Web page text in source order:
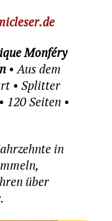
Monféry
• Aus dem
• Splitter
120 Seiten •
in
über
.